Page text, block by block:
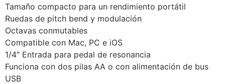
Tamaño compacto para un rendimiento portátil
Ruedas de pitch bend y modulación
Octavas conmutables
Compatible con Mac, PC e iOS
1/4″ Entrada para pedal de resonancia
Funciona con dos pilas AA o con alimentación de bus
USB